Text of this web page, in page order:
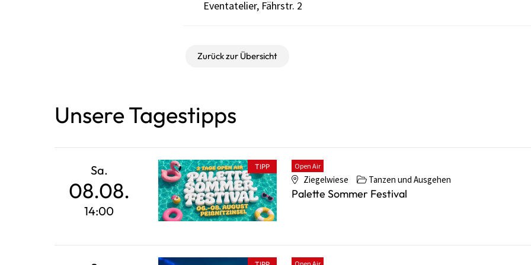
Eventatelier, Fährstr. 2
Zurück zur Übersicht
Unsere Tagestipps
Ziegelwiese Tanzen und Ausgehen
TIPP
Sa.
08.08.
14:00
Open Air
Palette Sommer Festival